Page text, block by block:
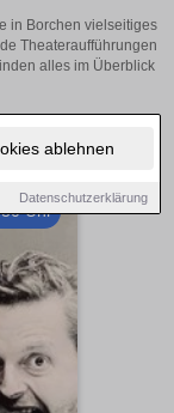
ablehnen
Datenschutzerklärung
in Borchen vielseitiges
Theateraufführungen
alles im Überblick
Uhr